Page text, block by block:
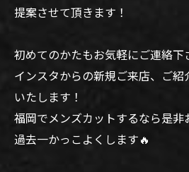
提案させて頂きます！
初めてのかたもお気軽にご連絡下
インスタからの新規ご来店、ご
いたします！
福岡でメンズカットするなら是非
過去一かっこよくします🔥